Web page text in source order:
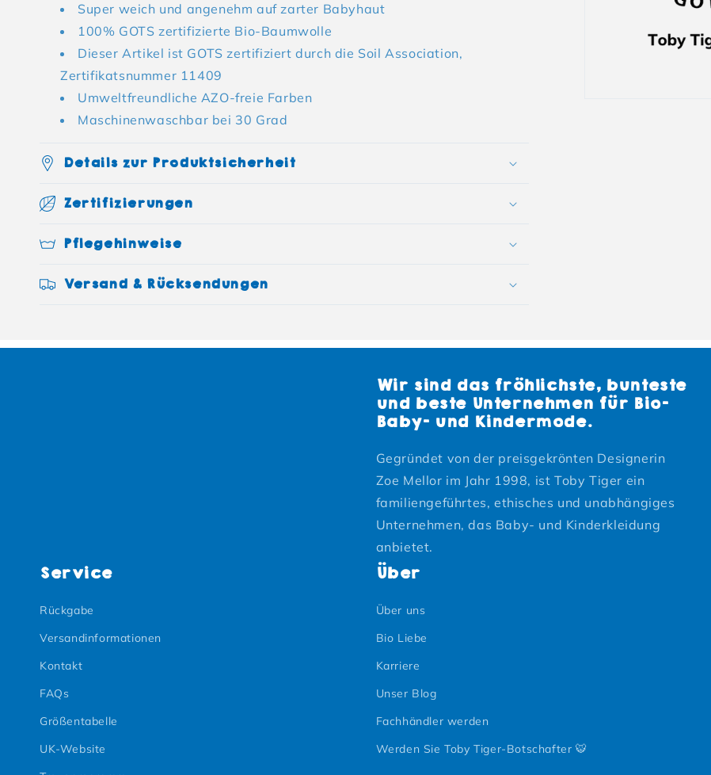
Super weich und angenehm auf zarter Babyhaut
100% GOTS zertifizierte Bio-Baumwolle
Dieser Artikel ist GOTS zertifiziert durch die Soil Association,
Zertifikatsnummer 11409
Umweltfreundliche AZO-freie Farben
Maschinenwaschbar bei 30 Grad
Details zur Produktsicherheit
Zertifizierungen
Pflegehinweise
Versand & Rücksendungen
Wir sind das fröhlichste, bunteste
und beste Unternehmen für Bio-
Baby- und Kindermode.
Gegründet von der preisgekrönten Designerin
Zoe Mellor im Jahr 1998, ist Toby Tiger ein
familiengeführtes, ethisches und unabhängiges
Unternehmen, das Baby- und Kinderkleidung
anbietet.
Service
Rückgabe
Versandinformationen
Kontakt
FAQs
Größentabelle
UK-Website
Über
Über uns
Bio Liebe
Karriere
Unser Blog
Fachhändler werden
Werden Sie Toby Tiger-Botschafter 🐯